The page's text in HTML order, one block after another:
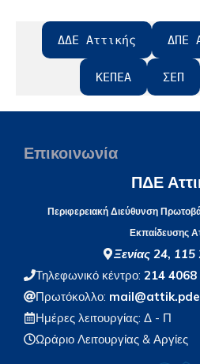
ΔΔΕ Αττικής ΔΠΕ
ΚΕΠΕΑ ΣΕΠ
Επικοινωνία
ΠΔΕ
Περιφερειακή Διεύθυνση
Εκπαίδευσης
Ξενίας 24, 115
Τηλεφωνικό κέντρο: 214 4068
Πρωτόκολλο:
Ημέρες λειτουργίας: Δ - Π
Ωράριο Λειτουργίας & Αργίες